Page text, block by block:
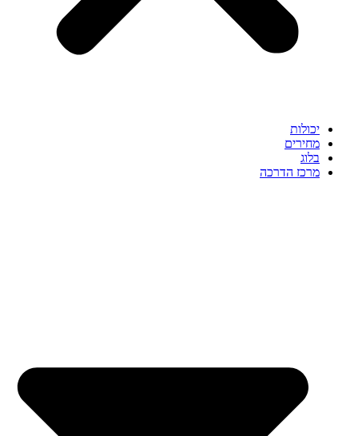
יכולות
מחירים
בלוג
מרכז הדרכה